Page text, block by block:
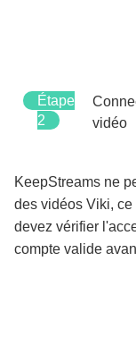
Étape
2
vidéo
KeepStreams ne
des vidéos Viki,
devez vérifier
compte valide